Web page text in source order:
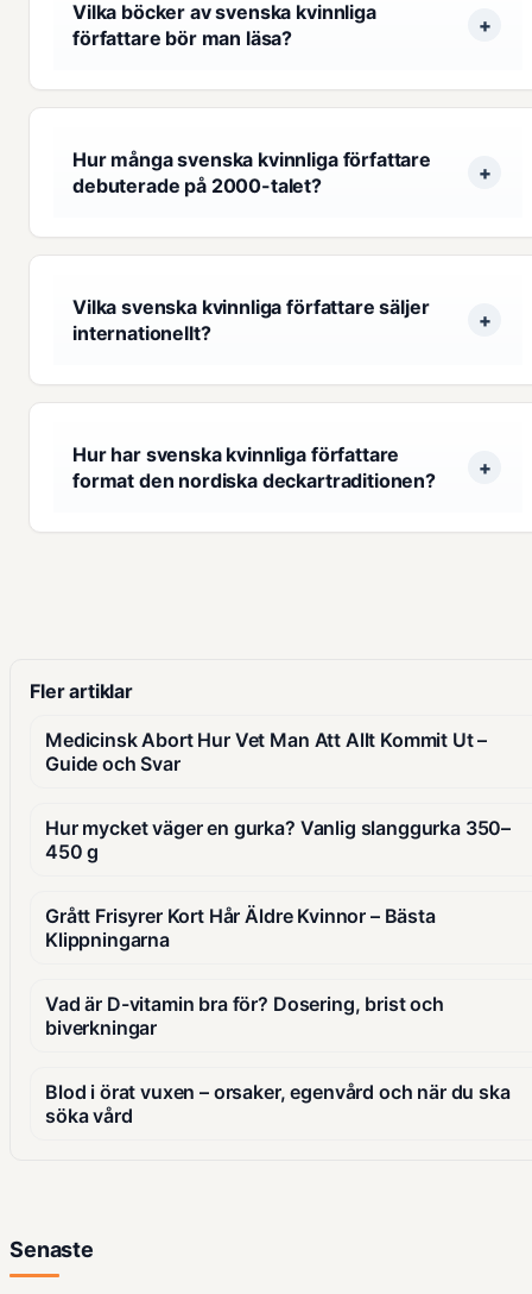
Vilka böcker av svenska kvinnliga
författare bör man läsa?
Hur många svenska kvinnliga författare
debuterade på 2000-talet?
Vilka svenska kvinnliga författare säljer
internationellt?
Hur har svenska kvinnliga författare
format den nordiska deckartraditionen?
Fler artiklar
Medicinsk Abort Hur Vet Man Att Allt Kommit Ut –
Guide och Svar
Hur mycket väger en gurka? Vanlig slanggurka 350–
450 g
Grått Frisyrer Kort Hår Äldre Kvinnor – Bästa
Klippningarna
Vad är D-vitamin bra för? Dosering, brist och
biverkningar
Blod i örat vuxen – orsaker, egenvård och när du ska
söka vård
Senaste